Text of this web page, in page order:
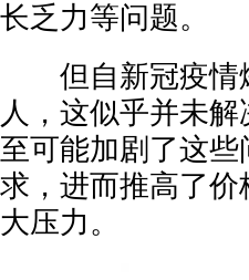
长乏力等问题。
但自新冠疫情
人，这似乎并未
至可能加剧了这
求，进而推高了
大压力。